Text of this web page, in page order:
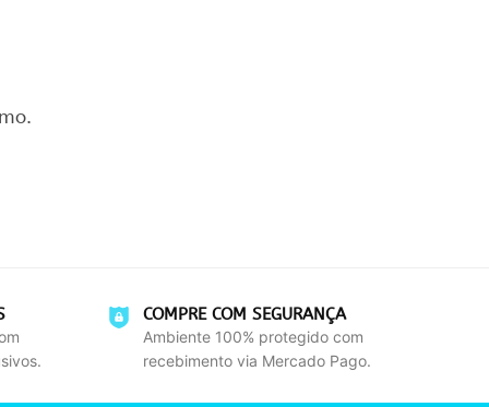
COMPRE COM SEGURANÇA
Ambiente 100% protegido com
recebimento via Mercado Pago.